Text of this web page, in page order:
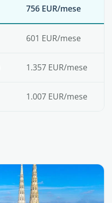
756 EUR/mese
601 EUR/mese
1.357 EUR/mese
1.007 EUR/mese